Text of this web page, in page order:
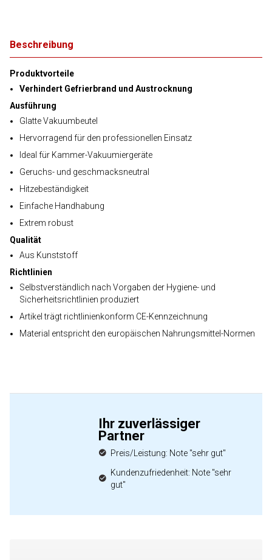
Beschreibung
Produktvorteile
Verhindert Gefrierbrand und Austrocknung
Ausführung
Glatte Vakuumbeutel
Hervorragend für den professionellen Einsatz
Ideal für Kammer-Vakuumiergeräte
Geruchs- und geschmacksneutral
Hitzebeständigkeit
Einfache Handhabung
Extrem robust
Qualität
Aus Kunststoff
Richtlinien
Selbstverständlich nach Vorgaben der Hygiene- und
Sicherheitsrichtlinien produziert
Artikel trägt richtlinienkonform CE-Kennzeichnung
Material entspricht den europäischen Nahrungsmittel-Normen
Ihr zuverlässiger
Partner
Preis/Leistung: Note "sehr gut"
Kundenzufriedenheit: Note "sehr
gut"